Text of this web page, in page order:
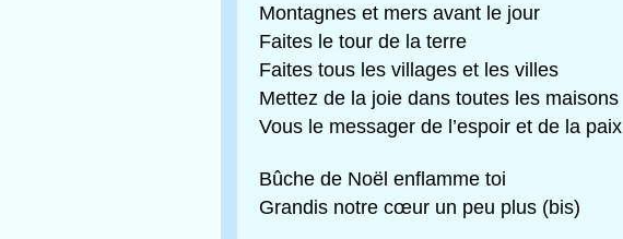
Montagnes et mers avant le jour
Faites le tour de la terre
Faites tous les villages et les villes
Mettez de la joie dans toutes les maisons
Vous le messager de l’espoir et de la paix
Bûche de Noël enflamme toi
Grandis notre cœur un peu plus (bis)